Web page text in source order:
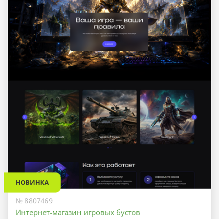
НОВИНКА
№ 8807469
Интернет-магазин игровых бустов